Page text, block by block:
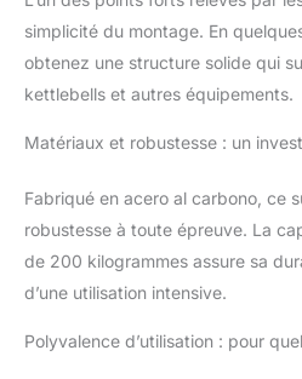
roues
dont 2
de
les
simplicité du montage. En
obtenez une structure solide qui
kettlebells et autres équipements.
Matériaux et robustesse : un
Fabriqué en acero al carbono, ce
robustesse à toute épreuve. La
de 200 kilogrammes assure sa
d’une utilisation intensive.
Polyvalence d’utilisation : pour